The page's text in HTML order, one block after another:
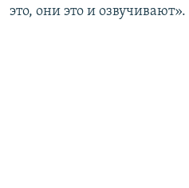
это, они это и озвучивают».